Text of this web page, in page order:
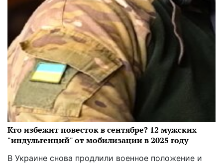
Кто избежит повесток в сентябре? 12 мужских
"индульгенций" от мобилизации в 2025 году
В Украине снова продлили военное положение и